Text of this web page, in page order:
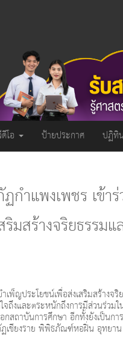
โอ ป้ายประกาศ ปฏิทิ
ำแพงเพชร เข้า
มสร้างจริยธรรมแ
พ็ญประโยชน์เพื่อส่งเสริมสร้างจริ
ถึงและตระหนักถึงการมีส่วนร่วมใ
ถาบันการศึกษา อีกทั้งยังเป็นกา
ฏเชียงราย พิพิธภัณฑ์หอฝิ่น อุทยาน